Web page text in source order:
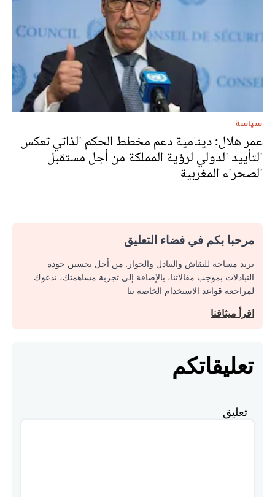
سياسة
عمر هلال: دينامية دعم مخطط الحكم الذاتي تعكس
التأييد الدولي لرؤية المملكة من أجل مستقبل
الصحراء المغربية
مرحبا بكم في فضاء التعليق
نريد مساحة للنقاش والتبادل والحوار. من أجل تحسين جودة
التبادلات بموجب مقالاتنا، بالإضافة إلى تجربة مساهمتك، ندعوك
لمراجعة قواعد الاستخدام الخاصة بنا.
اقرأ ميثاقنا
تعليقاتكم
تعليق